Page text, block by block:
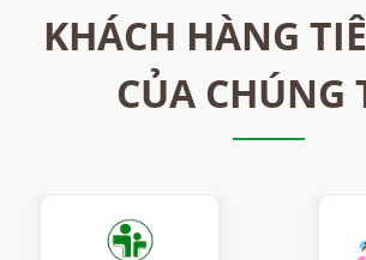
KHÁCH HÀNG
CỦA CHÚNG